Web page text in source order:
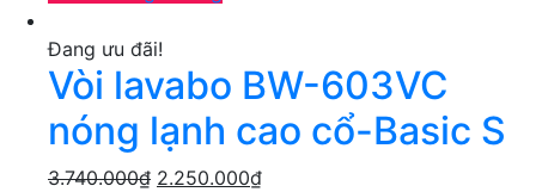
Đang ưu đãi!
Vòi lavabo BW-603VC
nóng lạnh cao cổ-Basic S
3.740.000₫ 2.250.000₫